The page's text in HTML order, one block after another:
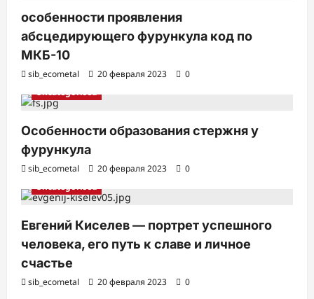
особенности проявления
абсцедирующего фурункула код по
МКБ-10
sib_ecometal 20 февраля 2023
0
Uncategorised
Особенности образования стержня у
фурункула
sib_ecometal 20 февраля 2023
0
Uncategorised
Евгений Киселев — портрет успешного
человека, его путь к славе и личное
счастье
sib_ecometal 20 февраля 2023 0